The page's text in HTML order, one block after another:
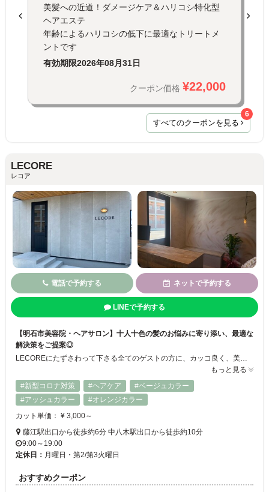
美髪への近道！ダメージケア＆ハリコシ特化型
ヘアエステ
年齢によるハリコシの低下に最適なトリートメ
ントです
有効期限2026年08月31日
クーポン価格 ¥22,000
すべてのクーポンを見る
6
LECORE
レコア
電話で予約する ネットで予約する
LINEで予約する
【明石市美容院・ヘアサロン】十人十色の髪のお悩みに寄り添い、最適な
解決策をご提案◎
LECOREにたずさわって下さる全てのゲストの方に、カッコ良く、美しいヘアスタイルを実現する為、美容のプロとしての目線とお客様の意見をとり入れながら、一緒にスタイルを創りあげる環境をつくっていきます。 全てのゲストの方を大切に。十人十色の髪の癖、お悩みを解決します！
もっと見る
#新型コロナ対策
#ヘアケア
#ベージュカラー
#アッシュカラー
#オレンジカラー
カット単価： ¥ 3,000～
藤江駅出口から徒歩約6分 中八木駅出口から徒歩約10分
9:00～19:00
定休日： 月曜日・第2/第3火曜日
おすすめクーポン